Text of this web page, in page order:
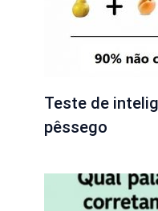
Teste de
pêssego